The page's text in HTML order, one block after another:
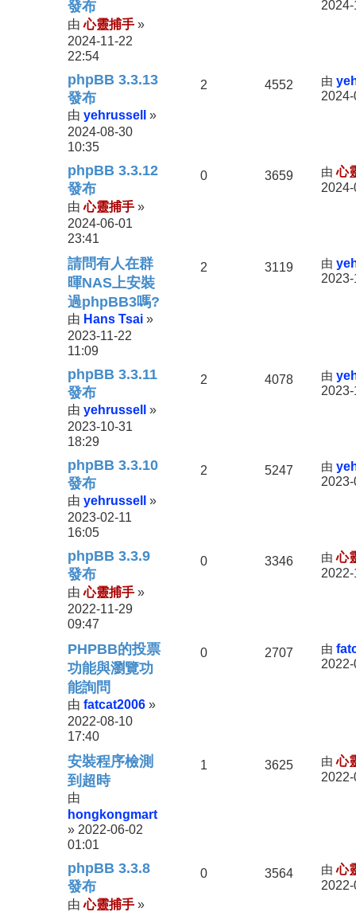
發布
由心靈捕手 »
2024-11-22
22:54
phpBB 3.3.13
發布
由 yehrussell »
2024-08-30
10:35
2 4552 由
phpBB 3.3.12
發布
由心靈捕手 »
2024-06-01
23:41
0 3659 由心
請問有人在群
暉NAS上安裝
過phpBB3嗎?
由 Hans Tsai »
2023-11-22
11:09
2 3119 由
phpBB 3.3.11
發布
由 yehrussell »
2023-10-31
18:29
2 4078 由
phpBB 3.3.10
發布
由 yehrussell »
2023-02-11
16:05
2 5247 由
phpBB 3.3.9
發布
由心靈捕手 »
2022-11-29
09:47
0 3346 由心
PHPBB的投票
功能與瀏覽功
能詢問
由 fatcat2006 »
2022-08-10
17:40
0 2707 由
安裝程序檢測
到超時
由
hongkongmart
» 2022-06-02
01:01
1 3625 由心
phpBB 3.3.8
發布
由心靈捕手 »
0 3564 由心